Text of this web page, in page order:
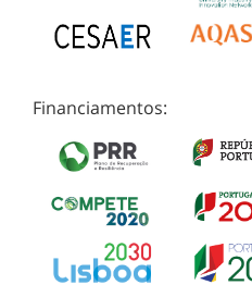
Financiamentos: